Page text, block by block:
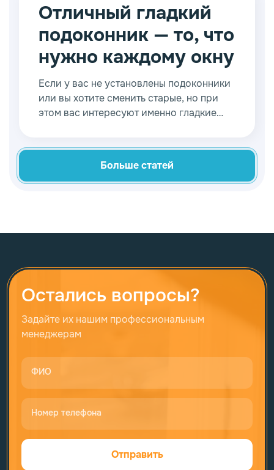
Отличный гладкий
подоконник — то, что
нужно каждому окну
Если у вас не установлены подоконники
или вы хотите сменить старые, но при
этом вас интересуют именно гладкие
Больше статей
Остались вопросы?
Задайте их нашим профессиональным
менеджерам
ФИО
Номер телефона
Отправить